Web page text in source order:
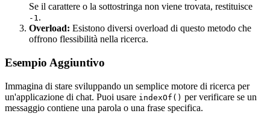
Se il carattere o la sottostringa non viene trovata, restituisce
-1.
Overload: Esistono diversi overload di questo metodo che
offrono flessibilità nella ricerca.
Esempio Aggiuntivo
Immagina di stare sviluppando un semplice motore di ricerca per
un'applicazione di chat. Puoi usare indexOf() per verificare se un
messaggio contiene una parola o una frase specifica.